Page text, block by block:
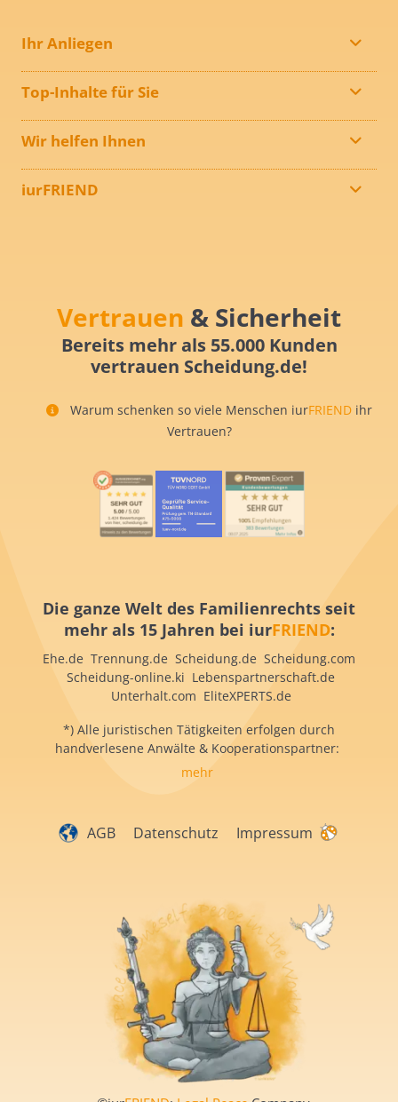
Ihr Anliegen
Top-Inhalte für Sie
Wir helfen Ihnen
iurFRIEND
Vertrauen & Sicherheit
Bereits mehr als 55.000 Kunden
vertrauen Scheidung.de!
Warum schenken so viele Menschen iurFRIEND ihr
Vertrauen?
Die ganze Welt des Familienrechts seit
mehr als 15 Jahren bei iurFRIEND:
Ehe.de Trennung.de Scheidung.de Scheidung.com
Scheidung-online.ki Lebenspartnerschaft.de
Unterhalt.com EliteXPERTS.de
*) Alle juristischen Tätigkeiten erfolgen durch
handverlesene Anwälte & Kooperationspartner:
mehr
AGB Datenschutz Impressum